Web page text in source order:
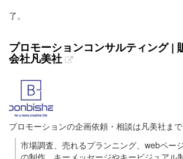
了。
プロモーションコンサルティング |
会社凡美社
プロモーションの企画依頼・相談は凡美社ま
市場調査、売れるプランニング、webペー